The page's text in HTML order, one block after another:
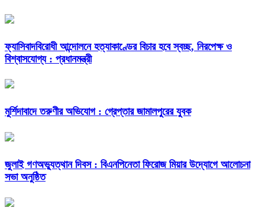
ফ্যাসিবাদবিরোধী আন্দোলনে হত্যাকাণ্ডের বিচার হবে স্বচ্ছ, নিরপেক্ষ ও
বিশ্বাসযোগ্য : প্রধানমন্ত্রী
মুর্শিদাবাদে তরুণীর অভিযোগ : গ্রেপ্তার জামালপুরের যুবক
জুলাই গণঅভ্যুত্থান দিবস : বিএনপিনেতা ফিরোজ মিয়ার উদ্যোগে আলোচনা
সভা অনুষ্ঠিত